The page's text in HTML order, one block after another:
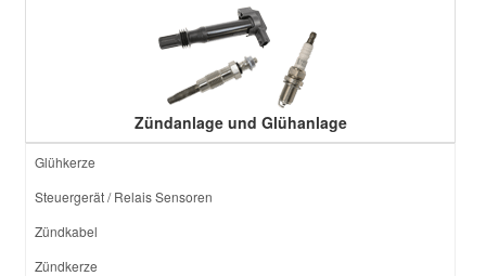
Zündanlage und Glühanlage
Glühkerze
Steuergerät / Relais Sensoren
Zündkabel
Zündkerze